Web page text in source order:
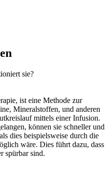
sie?
ist eine Methode zur
Mineralstoffen, und anderen
mittels einer Infusion.
können sie schneller und
dies beispielsweise durch die
wäre. Dies führt dazu, dass
spürbar sind.